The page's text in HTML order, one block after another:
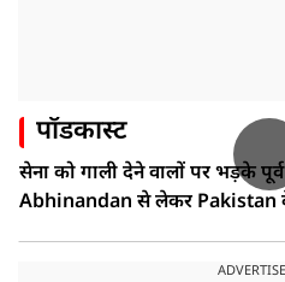
पॉडकास्ट
सेना को गाली देने वालों पर भड़के
Abhinandan से लेकर Pakistan